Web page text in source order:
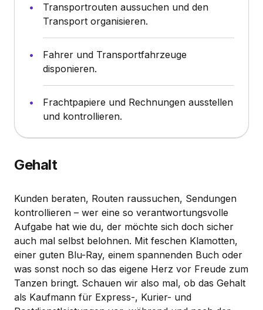
Transportrouten aussuchen und den
Transport organisieren.
Fahrer und Transportfahrzeuge
disponieren.
Frachtpapiere und Rechnungen ausstellen
und kontrollieren.
Gehalt
Kunden beraten, Routen raussuchen, Sendungen
kontrollieren – wer eine so verantwortungsvolle
Aufgabe hat wie du, der möchte sich doch sicher
auch mal selbst belohnen. Mit feschen Klamotten,
einer guten Blu-Ray, einem spannenden Buch oder
was sonst noch so das eigene Herz vor Freude zum
Tanzen bringt. Schauen wir also mal, ob das Gehalt
als Kaufmann für Express-, Kurier- und